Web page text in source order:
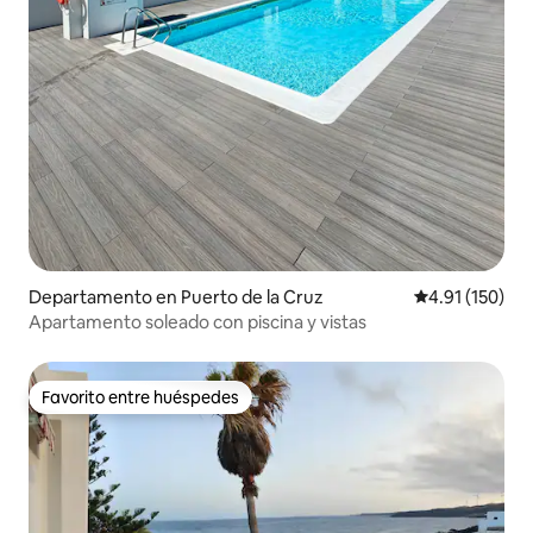
Departamento en Puerto de la Cruz Calificación
4.91 (150)
Apartamento soleado con piscina y vistas
Favorito entre huéspedes
Favorito entre huéspedes